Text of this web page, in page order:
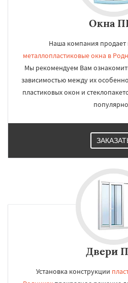
Окна
Наша компания продает
металлопластиковые окна в
Мы рекомендуем Вам
зависимостью между их
пластиковых окон и
Двери
Установка конструкции